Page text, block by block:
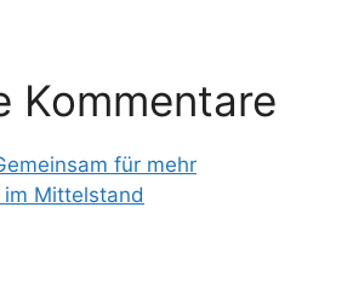
Kommentare
für mehr
Mittelstand